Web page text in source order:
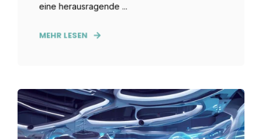
eine herausragende ...
MEHR LESEN